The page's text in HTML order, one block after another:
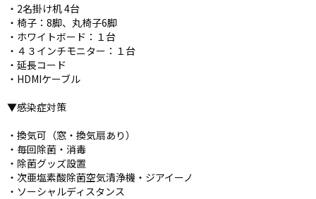
・2名掛け机 4台
・椅子：8脚、丸椅子6脚
・ホワイトボード：１台
・４３インチモニター：１台
・延長コード
・HDMIケーブル
▼感染症対策
・換気可（窓・換気扇あり）
・毎回除菌・消毒
・除菌グッズ設置
・次亜塩素酸除菌空気清浄機・ジアイーノ
・ソーシャルディスタンス